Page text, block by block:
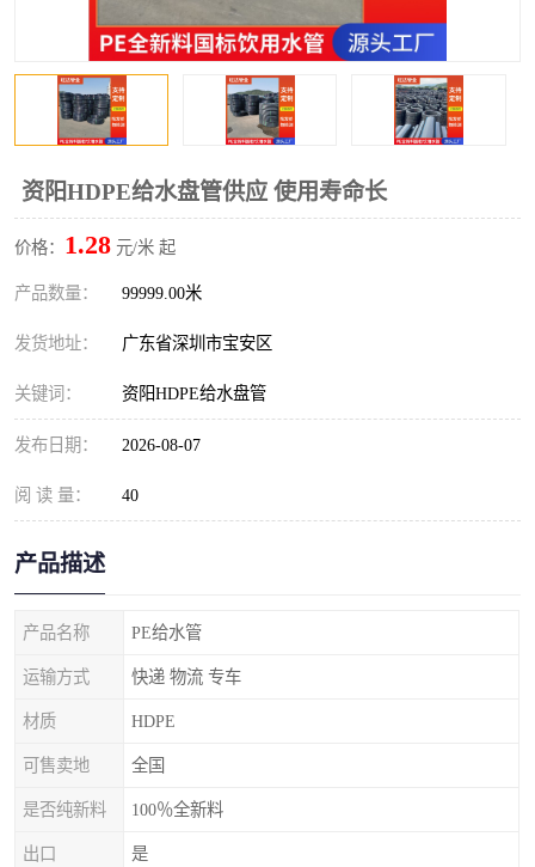
资阳HDPE给水盘管供应 使用寿命长
价格： 1.28 元/米 起
产品数量： 99999.00米
发货地址： 广东省深圳市宝安区
关键词： 资阳HDPE给水盘管
发布日期： 2026-08-07
阅 读 量： 40
产品描述
产品名称 PE给水管
运输方式 快递 物流 专车
材质 HDPE
可售卖地 全国
是否纯新料 100％全新料
出口 是